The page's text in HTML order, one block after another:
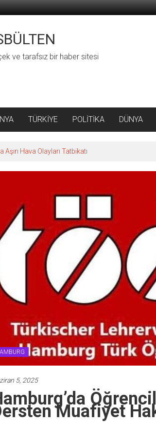
ve tarafsız bir haber sitesi
TÜRKİYE POLİTİKA DÜNYA
Aşırı Hava Olayları Tatbikatı
5, 2025
Muafiyet